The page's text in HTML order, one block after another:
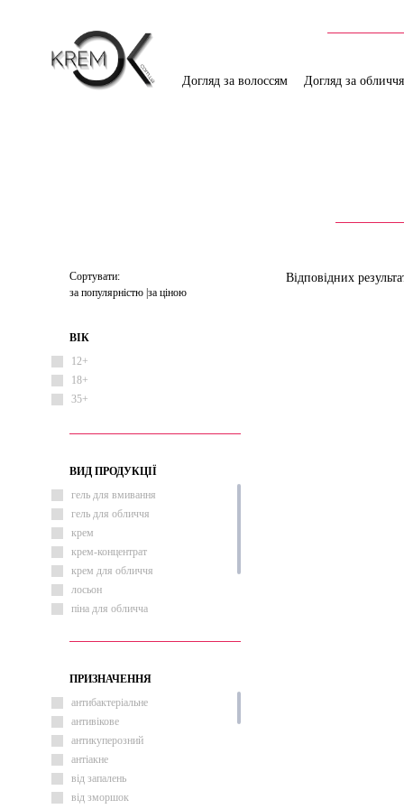
Догляд за волоссям Догляд за
Сортувати:
за популярністю за ціною
ВІК
12+
18+
35+
ВИД ПРОДУКЦІЇ
гель для вмивання
гель для обличчя
крем
крем-концентрат
крем для обличчя
лосьон
піна для обличча
ПРИЗНАЧЕННЯ
антибактеріальне
антивікове
антикуперозний
антіакне
від запалень
від зморшок
Відповідних